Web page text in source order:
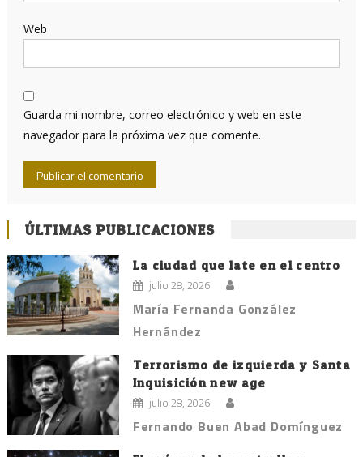
Web
Guarda mi nombre, correo electrónico y web en este
navegador para la próxima vez que comente.
ÚLTIMAS PUBLICACIONES
La ciudad que late en el centro
julio 28, 2026
María Fernanda González
Hernández
Terrorismo de izquierda y Santa
Inquisición new age
julio 28, 2026
Fernando Buen Abad Domínguez